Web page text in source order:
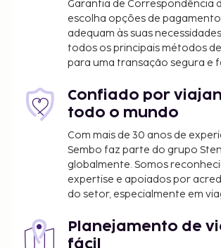
internet com fios grátis, Check-in
de saída rápido. Esta casa de
áreas para fumadores.
O alojamento irá solicitar-lhe o
aplicáveis:
Imposto municipal: 1.50 EUR por
noite para um máximo de 15
imposto não é aplicado a
de 18 anos anos.
Incluímos todas as taxas que o
comunicou.
Garantia de Correspondência
escolha opções de
adequam às suas
todos os principais métodos
para uma transação segura e
Confiado por
todo o mundo
Com mais de 30 anos de
Sembo faz parte do grupo
globalmente. Somos
expertise e apoiados por
do setor, especialmente em
Planejamento de
fácil